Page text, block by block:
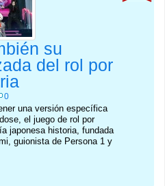
su
del rol por
0
una versión específica
el juego de rol por
japonesa historia, fundada
guionista de Persona 1 y